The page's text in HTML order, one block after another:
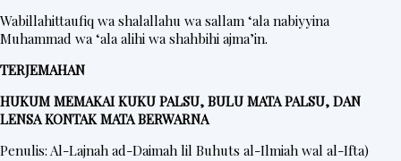
Wabillahittaufiq wa shalallahu wa sallam ‘ala nabiyyina
Muhammad wa ‘ala alihi wa shahbihi ajma’in.
TERJEMAHAN
HUKUM MEMAKAI KUKU PALSU, BULU MATA PALSU, DAN
LENSA KONTAK MATA BERWARNA
Penulis: Al-Lajnah ad-Daimah lil Buhuts al-Ilmiah wal al-Ifta)